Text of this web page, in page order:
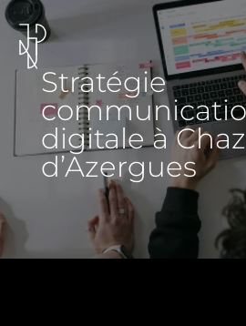
Stratégie
digitale à
d’Azergues